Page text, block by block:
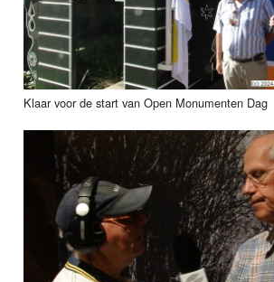
Info
Klaar voor de start van Open Monumenten Dag